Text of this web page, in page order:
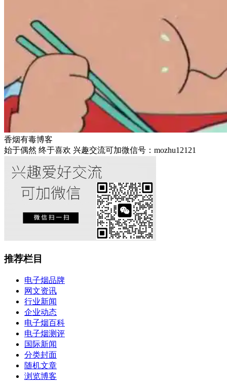
香烟有毒博客
始于偶然 终于喜欢 兴趣交流可加微信号：mozhu12121
推荐栏目
电子烟品牌
网文资讯
行业新闻
企业动态
电子烟百科
电子烟测评
国际新闻
分类封面
随机文章
浏览博客